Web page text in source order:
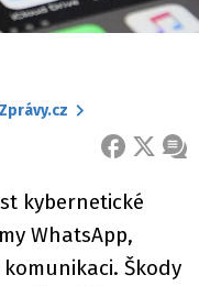
FACEBOOK
X
kybernetické
WhatsApp,
Škody